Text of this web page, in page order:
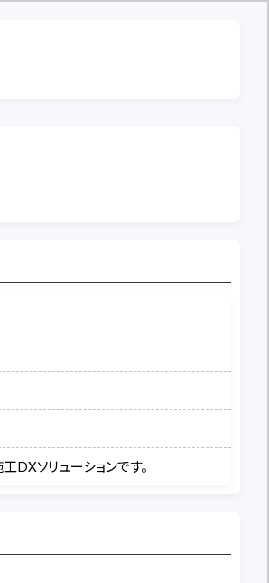
ソリューションです。